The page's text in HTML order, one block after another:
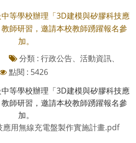
等學校辦理「3D建模與矽膠科技應
師研習，邀請本校教師踴躍報名參
加。
分類 : 行政公告、活動資訊、
點閱 : 5426
等學校辦理「3D建模與矽膠科技應
師研習，邀請本校教師踴躍報名參
加。
用無線充電盤製作實施計畫.pdf